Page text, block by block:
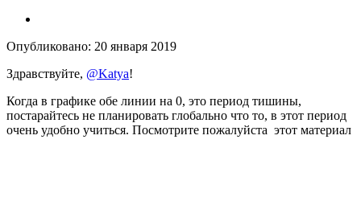
Опубликовано: 20 января 2019
Здравствуйте, @Katya!
Когда в графике обе линии на 0, это период тишины,
постарайтесь не планировать глобально что то, в этот период
очень удобно учиться. Посмотрите пожалуйста этот материал